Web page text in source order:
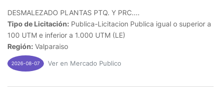
DESMALEZADO PLANTAS PTQ. Y PRC....
Tipo de Licitación: Publica-Licitacion Publica igual o superior a
100 UTM e inferior a 1.000 UTM (LE)
Región: Valparaiso
2026-08-07 Ver en Mercado Publico